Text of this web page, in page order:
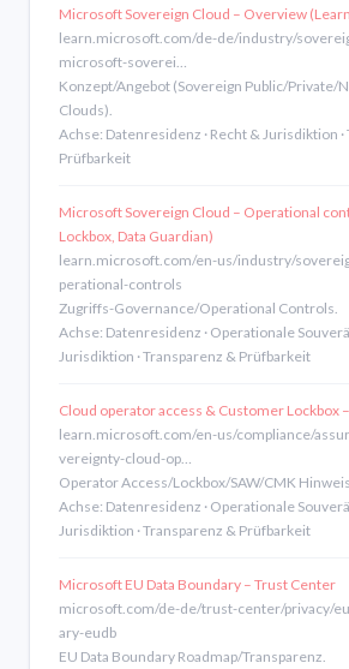
Microsoft Sovereign Cloud – Overview
learn.microsoft.com/de-de/industry/
microsoft-soverei…
Konzept/Angebot (Sovereign Public/Private/
Clouds).
Achse: Datenresidenz · Recht & Jurisdiktion ·
Prüfbarkeit
Microsoft Sovereign Cloud – Operational
Lockbox, Data Guardian)
learn.microsoft.com/en-us/industry/
perational-controls
Zugriffs-Governance/Operational Controls.
Achse: Datenresidenz · Operationale
Jurisdiktion · Transparenz & Prüfbarkeit
Cloud operator access & Customer Lockbox
learn.microsoft.com/en-us/compliance/
vereignty-cloud-op…
Operator Access/Lockbox/SAW/CMK
Achse: Datenresidenz · Operationale
Jurisdiktion · Transparenz & Prüfbarkeit
Microsoft EU Data Boundary – Trust Center
microsoft.com/de-de/trust-center/privacy/
ary-eudb
EU Data Boundary Roadmap/Transparenz.